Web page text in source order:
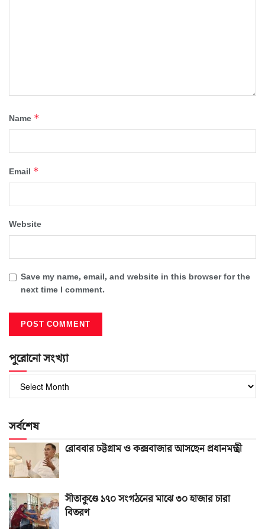
Name *
Email *
Website
Save my name, email, and website in this browser for the
next time I comment.
পুরোনো সংখ্যা
সংখ্যা
সর্বশেষ
রোববার চট্টগ্রাম ও কক্সবাজার আসছেন প্রধানমন্ত্রী
সীতাকুণ্ডে ১৭০ সংগঠনের মাঝে ৩০ হাজার চারা
বিতরণ